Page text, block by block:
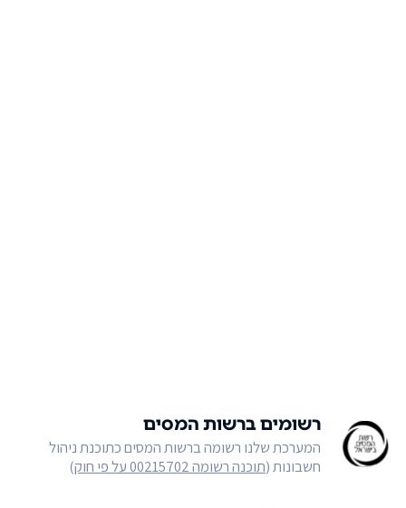
רשומים ברשות המסים
המערכת שלנו רשומה ברשות המסים כתוכנת ניהול
חשבונות (תוכנה רשומה 00215702 על פי חוק )